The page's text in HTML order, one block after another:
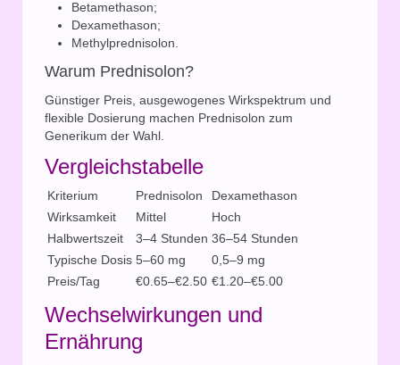
Betamethason;
Dexamethason;
Methylprednisolon.
Warum Prednisolon?
Günstiger Preis, ausgewogenes Wirkspektrum und
flexible Dosierung machen Prednisolon zum
Generikum der Wahl.
Vergleichstabelle
Kriterium Prednisolon
Dexamethason
Wirksamkeit
Mittel
Hoch
Halbwertszeit
3–4 Stunden 36–54 Stunden
Typische Dosis 5–60 mg
0,5–9 mg
Preis/Tag
€0.65–€2.50 €1.20–€5.00
Wechselwirkungen und
Ernährung